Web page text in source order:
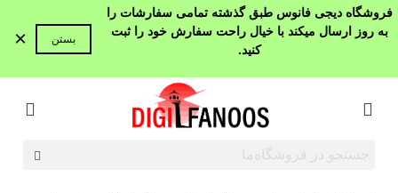
فروشگاه دیجی فانوس طبق گذشته تمامی سفارشات را
به روز ارسال میکند با خیال راحت سفارش خود را ثبت
کنید.
بستن ×